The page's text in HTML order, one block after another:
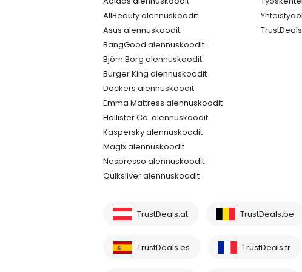
AllBeauty alennuskoodit
Asus alennuskoodit
BangGood alennuskoodit
Björn Borg alennuskoodit
Burger King alennuskoodit
Dockers alennuskoodit
Emma Mattress alennuskoodit
Hollister Co. alennuskoodit
Kaspersky alennuskoodit
Magix alennuskoodit
Nespresso alennuskoodit
Quiksilver alennuskoodit
TrustDeals.at TrustDeals.be
TrustDeals.es TrustDeals.fr